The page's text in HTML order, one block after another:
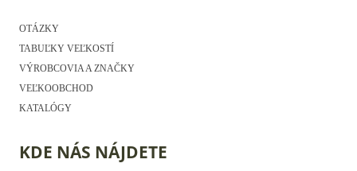
OTÁZKY
TABUĽKY VEĽKOSTÍ
VÝROBCOVIA A ZNAČKY
VEĽKOOBCHOD
KATALÓGY
KDE NÁS NÁJDETE